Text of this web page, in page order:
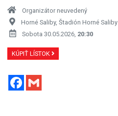
Organizátor neuvedený
Horné Saliby, Štadión Horné Saliby
Sobota 30.05.2026, 20:30
KÚPIŤ LÍSTOK
Facebook